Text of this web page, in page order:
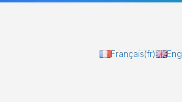
Français(fr)